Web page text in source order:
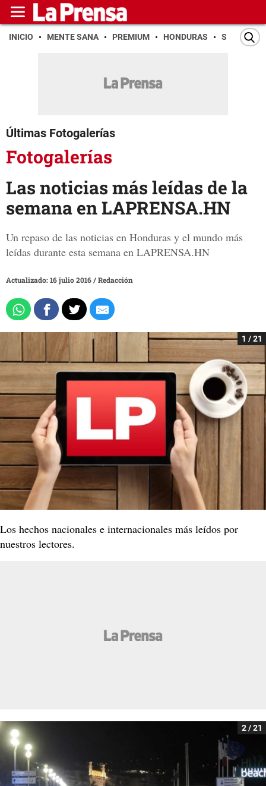
INICIO MENTE SANA PREMIUM HONDURAS SAN PEDRO
Últimas Fotogalerías
Fotogalerías
Las noticias más leídas de la
semana en LAPRENSA.HN
Un repaso de las noticias en Honduras y el mundo más
leídas durante esta semana en LAPRENSA.HN
Actualizado: 16 julio 2016/Redacción
1 / 21
Los hechos nacionales e internacionales más leídos por
nuestros lectores.
2 / 21